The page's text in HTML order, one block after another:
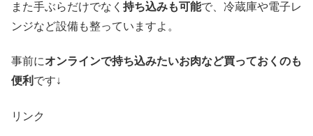
また手ぶらだけでなく 持ち込みも可能で、冷蔵庫や電子レ
ンジなど設備も整っていますよ。
事前にオンラインで持ち込みたいお肉など買っておくのも
便利 です↓
リンク